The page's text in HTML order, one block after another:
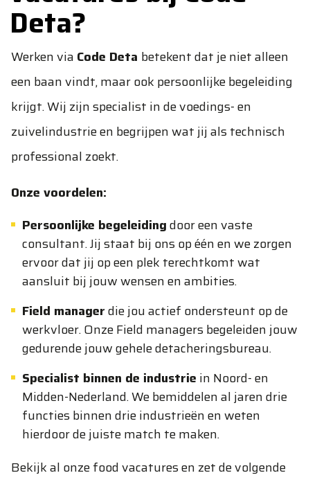
Deta?
Werken via Code Deta betekent dat je niet alleen
een baan vindt, maar ook persoonlijke begeleiding
krijgt. Wij zijn specialist in de voedings- en
zuivelindustrie en begrijpen wat jij als technisch
professional zoekt.
Onze voordelen:
Persoonlijke begeleidingdoor een vaste
consultant. Jij staat bij ons op één en we zorgen
ervoor dat jij op een plek terechtkomt wat
aansluit bij jouw wensen en ambities.
Field managerdie jou actief ondersteunt op de
werkvloer. Onze Field managers begeleiden jouw
gedurende jouw gehele detacheringsbureau.
Specialist binnen de industrie in Noord- en
Midden-Nederland. We bemiddelen al jaren drie
functies binnen drie industrieën en weten
hierdoor de juiste match te maken.
Bekijk al onze food vacatures en zet de volgende